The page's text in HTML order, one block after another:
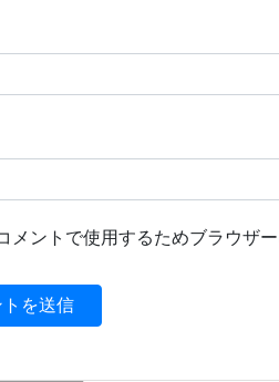
メントで使用するためブラウザ